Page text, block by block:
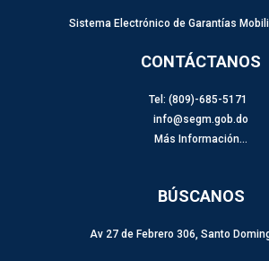
Sistema Electrónico de Garantías
CONTÁCTANOS
Tel: (809)-685-5171
info@segm.gob.do
Más Información…
BÚSCANOS
Av 27 de Febrero 306, Santo